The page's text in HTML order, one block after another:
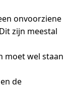
onvoorziene
zijn meestal
moet wel staan
de